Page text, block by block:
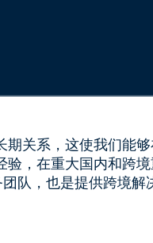
期关系，这使我们能
，在重大国内和跨境
队，也是提供跨境解